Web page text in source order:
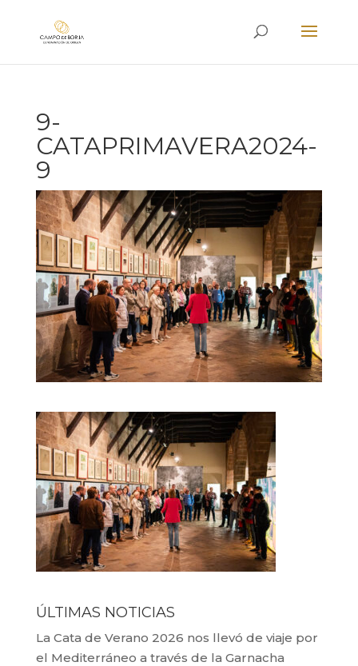
9-
CATAPRIMAVERA2024-
9
ÚLTIMAS NOTICIAS
La Cata de Verano 2026 nos llevó de viaje por
el Mediterráneo a través de la Garnacha